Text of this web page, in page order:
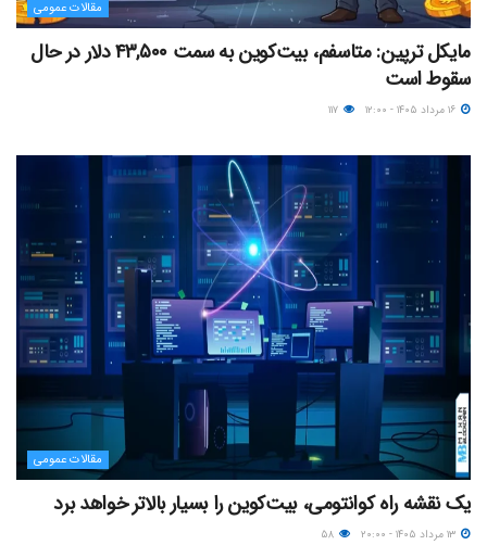
مقالات عمومی
مایکل ترپین: متاسفم، بیت‌کوین به سمت ۴۳,۵۰۰ دلار در حال
سقوط است
مقالات عمومی
یک نقشه راه کوانتومی، بیت‌کوین را بسیار بالاتر خواهد برد